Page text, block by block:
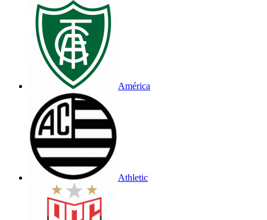
América
Athletic